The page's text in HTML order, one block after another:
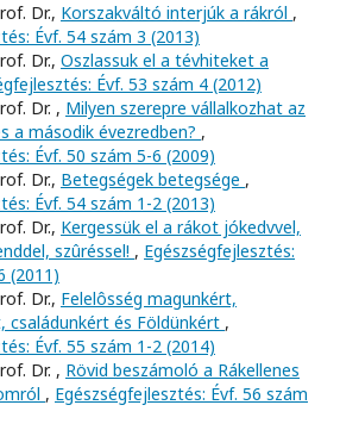
Dr., Korszakváltó interjúk a rákról ,
Évf. 54 szám 3 (2013)
Dr., Oszlassuk el a tévhiteket a
Évf. 53 szám 4 (2012)
Dr. , Milyen szerepre vállalkozhat az
a második évezredben? ,
Évf. 50 szám 5-6 (2009)
Dr., Betegségek betegsége ,
Évf. 54 szám 1-2 (2013)
Dr., Kergessük el a rákot jókedvvel,
szûréssel! , Egészségfejlesztés:
(2011)
Dr., Felelôsség magunkért,
családunkért és Földünkért ,
Évf. 55 szám 1-2 (2014)
Dr. , Rövid beszámoló a Rákellenes
, Egészségfejlesztés: Évf. 56 szám